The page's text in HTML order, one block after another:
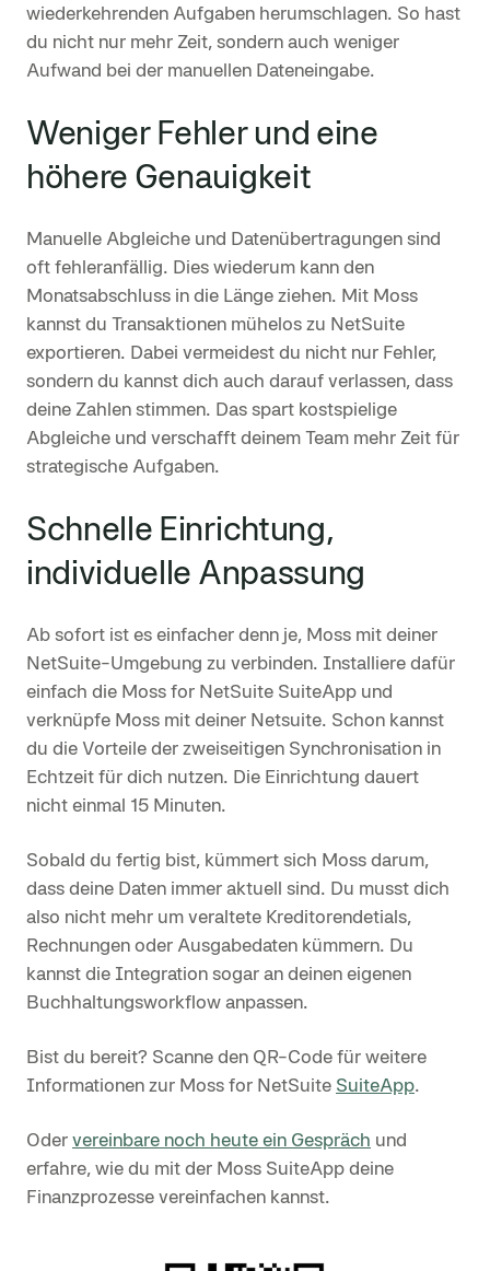
wiederkehrenden Aufgaben herumschlagen. So hast
du nicht nur mehr Zeit, sondern auch weniger
Aufwand bei der manuellen Dateneingabe.
Weniger Fehler und eine
höhere Genauigkeit
Manuelle Abgleiche und Datenübertragungen sind
oft fehleranfällig. Dies wiederum kann den
Monatsabschluss in die Länge ziehen. Mit Moss
kannst du Transaktionen mühelos zu NetSuite
exportieren. Dabei vermeidest du nicht nur Fehler,
sondern du kannst dich auch darauf verlassen, dass
deine Zahlen stimmen. Das spart kostspielige
Abgleiche und verschafft deinem Team mehr Zeit für
strategische Aufgaben.
Schnelle Einrichtung,
individuelle Anpassung
Ab sofort ist es einfacher denn je, Moss mit deiner
NetSuite-Umgebung zu verbinden. Installiere dafür
einfach die Moss for NetSuite SuiteApp und
verknüpfe Moss mit deiner Netsuite. Schon kannst
du die Vorteile der zweiseitigen Synchronisation in
Echtzeit für dich nutzen. Die Einrichtung dauert
nicht einmal 15 Minuten.
Sobald du fertig bist, kümmert sich Moss darum,
dass deine Daten immer aktuell sind. Du musst dich
also nicht mehr um veraltete Kreditorendetials,
Rechnungen oder Ausgabedaten kümmern. Du
kannst die Integration sogar an deinen eigenen
Buchhaltungsworkflow anpassen.
Bist du bereit? Scanne den QR-Code für weitere
Informationen zur Moss for NetSuite SuiteApp.
Odervereinbare noch heute ein Gespräch und
erfahre, wie du mit der Moss SuiteApp deine
Finanzprozesse vereinfachen kannst.